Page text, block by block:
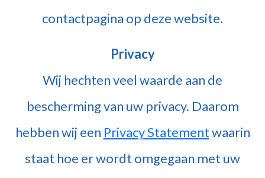
contactpagina op deze website.
Privacy
Wij hechten veel waarde aan de
bescherming van uw privacy. Daarom
hebben wij een Privacy Statementwaarin
staat hoe er wordt omgegaan met uw